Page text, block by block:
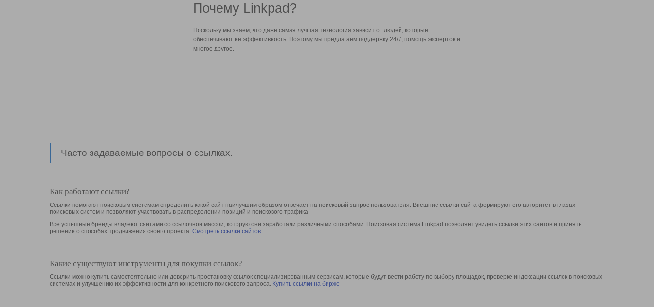
Почему Linkpad?
Поскольку мы знаем, что даже самая лучшая технология зависит от людей, которые
обеспечивают ее эффективность. Поэтому мы предлагаем поддержку 24/7, помощь экспертов и
многое другое.
Часто задаваемые вопросы о ссылках.
Как работают ссылки?
Ссылки помогают поисковым системам определить какой сайт наилучшим образом отвечает на поисковый запрос пользователя. Внешние ссылки сайта формируют его авторитет в глазах
поисковых систем и позволяют участвовать в раcпределении позиций и поискового трафика.
Все успешные бренды владеют сайтами со ссылочной массой, которую они заработали различными способами. Поисковая система Linkpad позволяет увидеть ссылки этих сайтов и принять
решение о способах продвижения своего проекта. Смотреть ссылки сайтов
Какие существуют инструменты для покупки ссылок?
Ссылки можно купить самостоятельно или доверить простановку ссылок специализированным сервисам, которые будут вести работу по выбору площадок, проверке индексации ссылок в поисковых
системах и улучшению их эффективности для конкретного поискового запроса. Купить ссылки на бирже